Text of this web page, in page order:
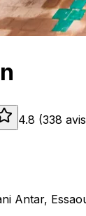
4.8 (338 avis
Antar,